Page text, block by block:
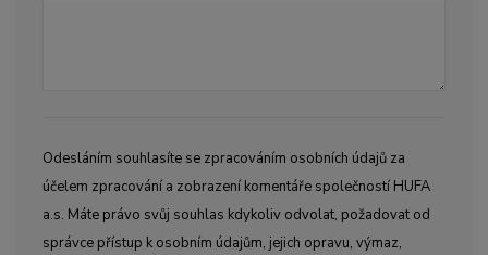
Odesláním souhlasíte se zpracováním osobních údajů za
účelem zpracování a zobrazení komentáře společností HUFA
a.s. Máte právo svůj souhlas kdykoliv odvolat, požadovat od
správce přístup k osobním údajům, jejich opravu, výmaz,